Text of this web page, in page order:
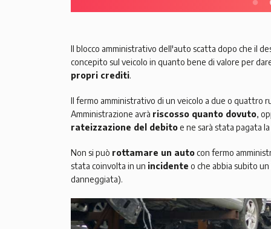
Il blocco amministrativo dell'auto scatta dopo che il
concepito sul veicolo in quanto bene di valore per
propri crediti.
Il fermo amministrativo di un veicolo a due o quattro
Amministrazione avrà riscosso quanto dovuto,
rateizzazione del debitoe ne sarà stata pagata
Non si può rottamare un autocon fermo
stata coinvolta in un incidente o che abbia subito un
danneggiata).